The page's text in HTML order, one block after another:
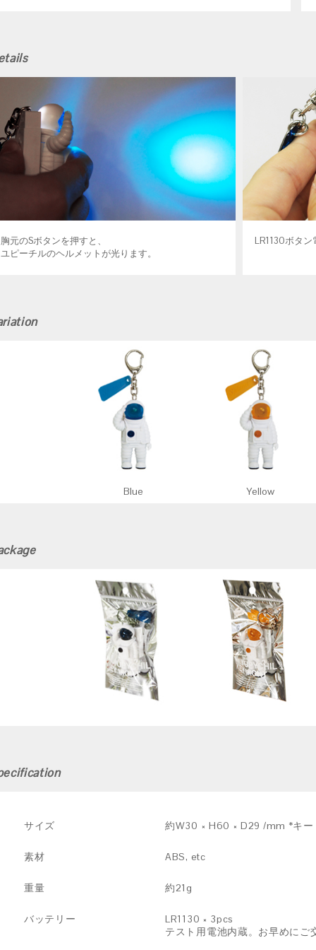
胸元のSボタンを押すと、
ユピーチルのヘルメットが光ります。
LR1130ボタ
Blue Yellow
サイズ 約W30 × H60 × D29 /mm *キ
素材 ABS, etc
重量 約21g
バッテリー
LR1130 × 3pcs
テスト用電池内蔵。お早めにご